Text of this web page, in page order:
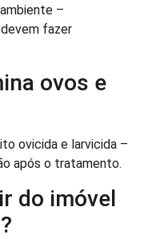
–
fazer
ovos e
ovicida e larvicida –
após o tratamento.
do imóvel